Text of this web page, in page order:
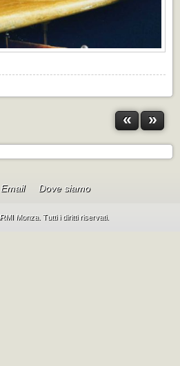
« »
Email Dove siamo
Monza. Tutti i diritti riservati.